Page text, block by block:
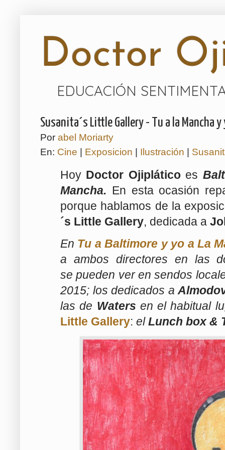
Doctor
EDUCACIÓN
Susanita´s Little Gallery - Tu a la Mancha
Por abel Moriarty
En: Cine Exposicion Ilustración
Hoy Doctor Ojipláticoes
Mancha. En esta ocasión
porque hablamos de la
´s Little Gallery, dedicada a
En Tu a Baltimore y yo a La
a ambos directores en las
se pueden ver en sendos
2015; losdedicados a
las de Waters en el habitual
Little Gallery: elLunch box &